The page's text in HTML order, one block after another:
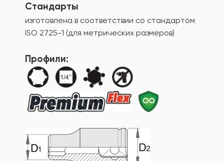
Стандарты
изготовлена в соответствии со стандартом
ISO 2725-1 (для метрических размеров)
Профили: